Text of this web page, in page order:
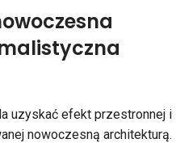
uzyskać efekt przestronnej i
nowoczesną architekturą.